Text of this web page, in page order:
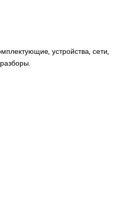
устройства, сети,